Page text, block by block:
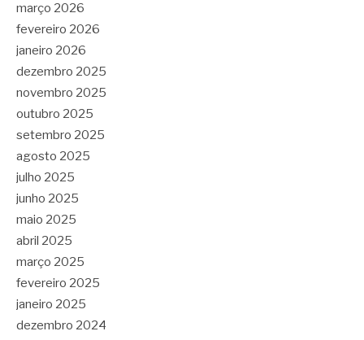
março 2026
fevereiro 2026
janeiro 2026
dezembro 2025
novembro 2025
outubro 2025
setembro 2025
agosto 2025
julho 2025
junho 2025
maio 2025
abril 2025
março 2025
fevereiro 2025
janeiro 2025
dezembro 2024